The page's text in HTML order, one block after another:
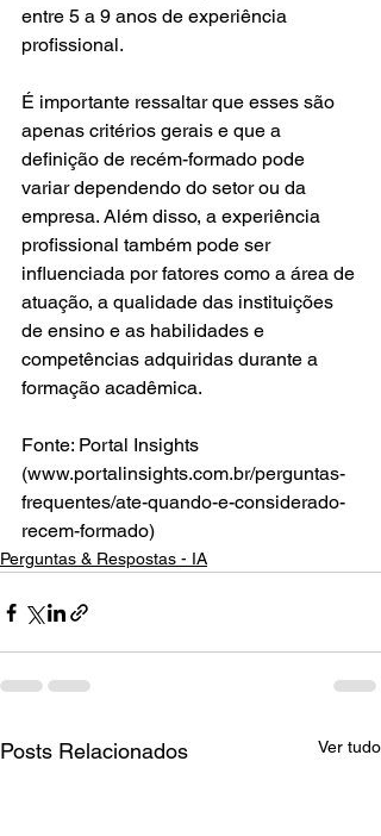
entre 5 a 9 anos de experiência
profissional.
É importante ressaltar que esses são
apenas critérios gerais e que a
definição de recém-formado pode
variar dependendo do setor ou da
empresa. Além disso, a experiência
profissional também pode ser
influenciada por fatores como a área de
atuação, a qualidade das instituições
de ensino e as habilidades e
competências adquiridas durante a
formação acadêmica.
Fonte: Portal Insights
(www.portalinsights.com.br/perguntas-
frequentes/ate-quando-e-considerado-
recem-formado)
Perguntas & Respostas - IA
Posts Relacionados Ver tudo